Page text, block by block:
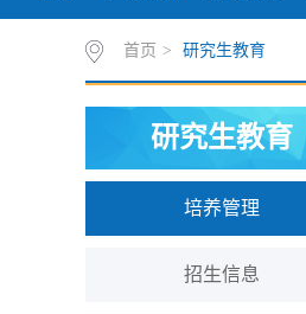
首页 > 研究生教育
研究生教育
培养管理
招生信息